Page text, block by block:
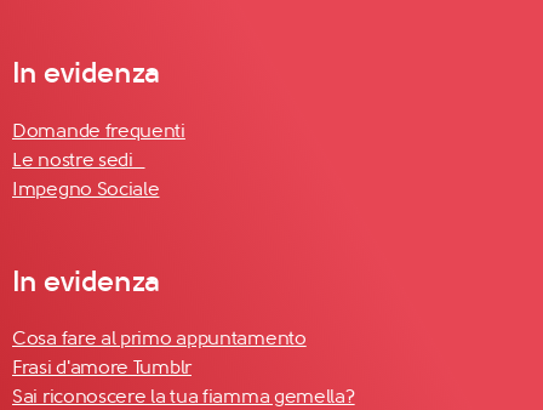
In evidenza
Domande frequenti
Le nostre sedi
Impegno Sociale
In evidenza
Cosa fare al primo appuntamento
Frasi d'amore Tumblr
Sai riconoscere la tua fiamma gemella?